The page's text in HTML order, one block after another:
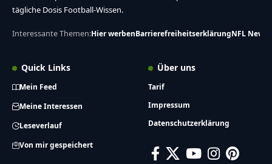
tägliche Dosis Football-Wissen.
Interessante Themen:Hier werbenBarrierefreiheitserklärungNFL News
Quick Links
Mein Feed
Meine Interessen
Leseverlauf
Von mir gespeichert
Über uns
Tarif
Impressum
Datenschutzerklärung